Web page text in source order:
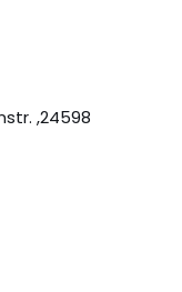
,24598